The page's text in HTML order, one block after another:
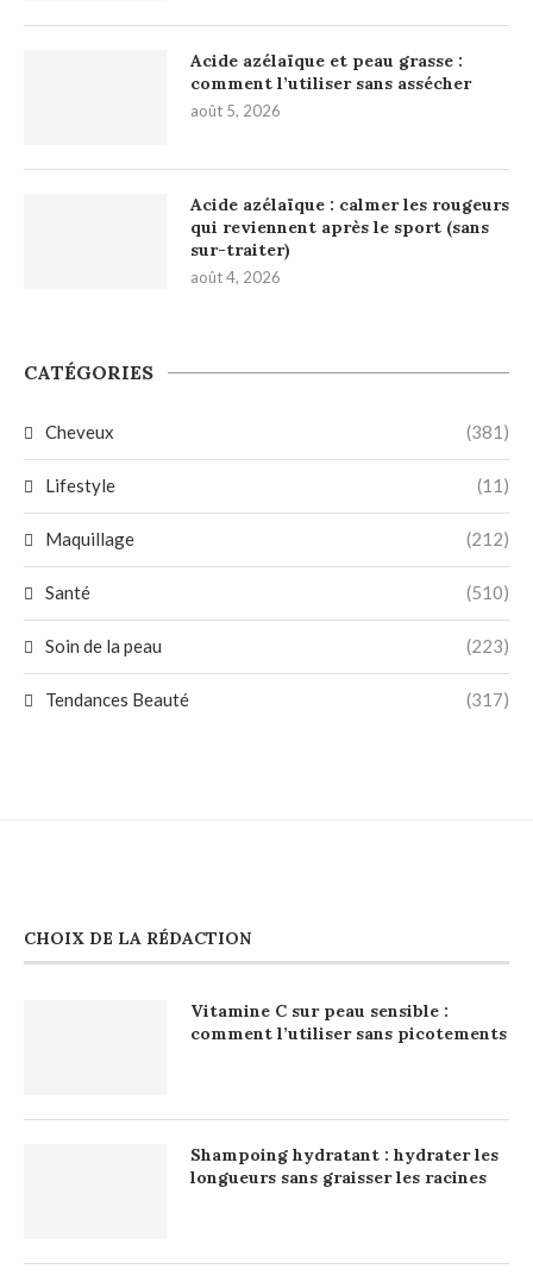
Acide azélaïque et peau grasse :
comment l’utiliser sans assécher
août 5, 2026
Acide azélaïque : calmer les rougeurs
qui reviennent après le sport (sans
sur-traiter)
août 4, 2026
CATÉGORIES
Cheveux (381)
Lifestyle (11)
Maquillage (212)
Santé (510)
Soin de la peau (223)
Tendances Beauté (317)
CHOIX DE LA RÉDACTION
Vitamine C sur peau sensible :
comment l’utiliser sans picotements
Shampoing hydratant : hydrater les
longueurs sans graisser les racines